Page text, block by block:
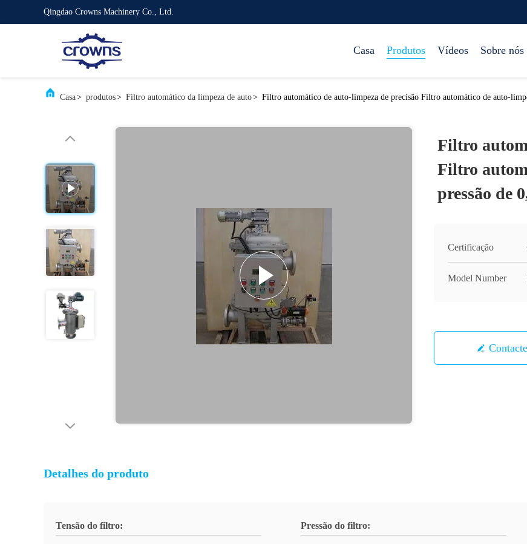
Qingdao Crowns Machinery Co., Ltd.
Casa Produtos Vídeos Sobre nós
Casa> produtos> Filtro automático da limpeza de auto> Filtro automático de auto-limpeza de precisão Filtro automático de auto-
Filtro
Filtro
pressão de
Certificação
Model Number
Detalhes do produto
Tensão do filtro: Pressão do filtro: